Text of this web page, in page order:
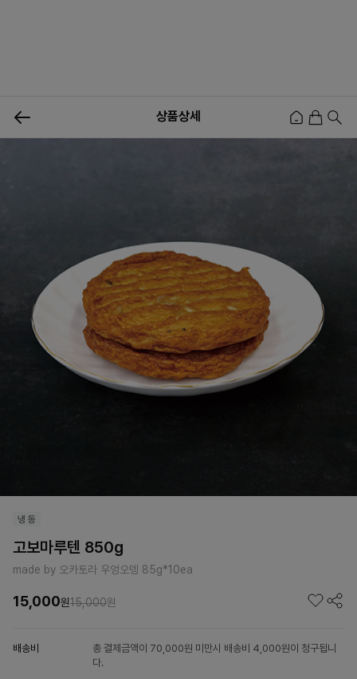
상품상세
고보마루텐 850g
made by 오카토라 우엉오뎅 85g*10ea
15,000원15,000원
배송비
총 결제금액이 70,000원 미만시 배송비 4,000원이 청구됩니
다.